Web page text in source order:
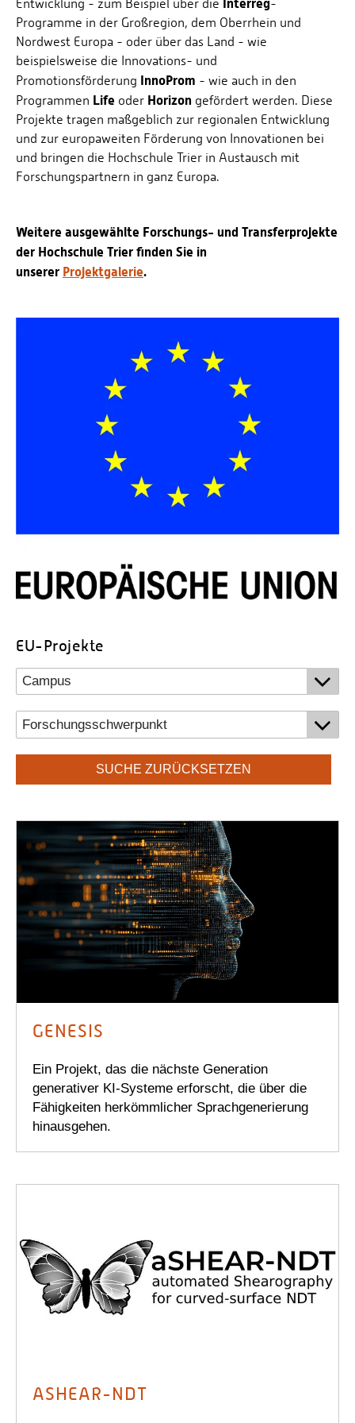
Personalvertretungen
Schwerbehindertenvertretungen
Informationssicherheit
Personalentwicklung
Personensuche
Entwicklung - zum Beispiel über die Interreg-
Programme in der Großregion, dem Oberrhein und
Nordwest Europa - oder über das Land - wie
beispielsweise die Innovations- und
Promotionsförderung InnoProm - wie auch in den
Programmen Life oder Horizon gefördert werden. Diese
Projekte tragen maßgeblich zur regionalen Entwicklung
und zur europaweiten Förderung von Innovationen bei
und bringen die Hochschule Trier in Austausch mit
Forschungspartnern in ganz Europa.
Weitere ausgewählte Forschungs- und Transferprojekte
der Hochschule Trier finden Sie in
unserer Projektgalerie.
EU-Projekte
SUCHE ZURÜCKSETZEN
GENESIS
Ein Projekt, das die nächste Generation
generativer KI-Systeme erforscht, die über die
Fähigkeiten herkömmlicher Sprachgenerierung
hinausgehen.
ASHEAR-NDT